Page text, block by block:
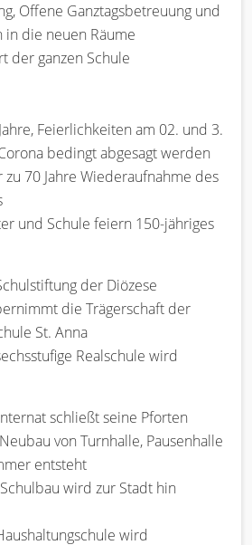
Offene Ganztagsbetreuung und
in die neuen Räume
der ganzen Schule
Feierlichkeiten am 02. und 3.
bedingt abgesagt werden
zu 70 Jahre Wiederaufnahme des
und Schule feiern 150-jähriges
der Diözese
die Trägerschaft der
St. Anna
Realschule wird
schließt seine Pforten
von Turnhalle, Pausenhalle
entsteht
wird zur Stadt hin
wird